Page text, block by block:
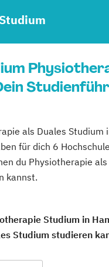
als Duales Studium
für dich 6
du Physiotherapie als
kannst.
Studium in
Studium studieren